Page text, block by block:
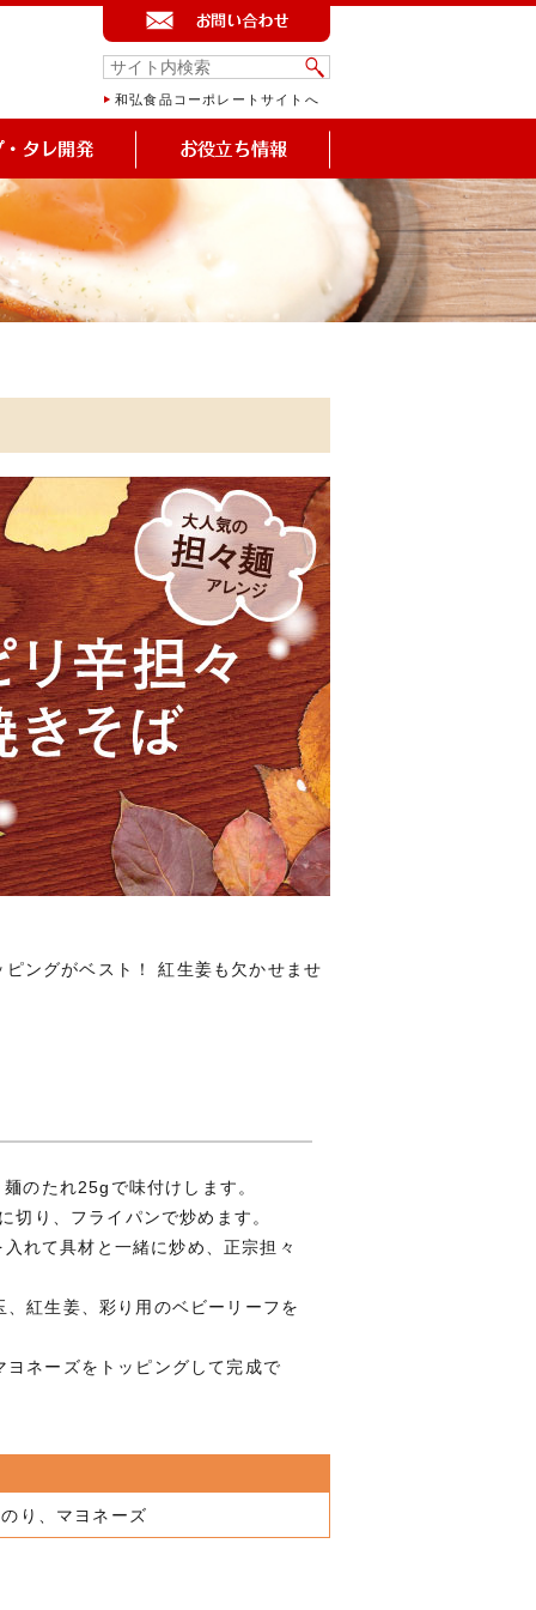
和弘食品コーポレートサイトへ
ングがベスト！ 紅生姜も欠かせませ
のたれ25gで味付けします。
り、フライパンで炒めます。
れて具材と一緒に炒め、正宗担々
紅生姜、彩り用のベビーリーフを
ネーズをトッピングして完成で
り、マヨネーズ